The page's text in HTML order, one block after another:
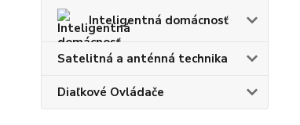
Inteligentná domácnosť
Satelitná a anténná technika
Diaľkové Ovládače